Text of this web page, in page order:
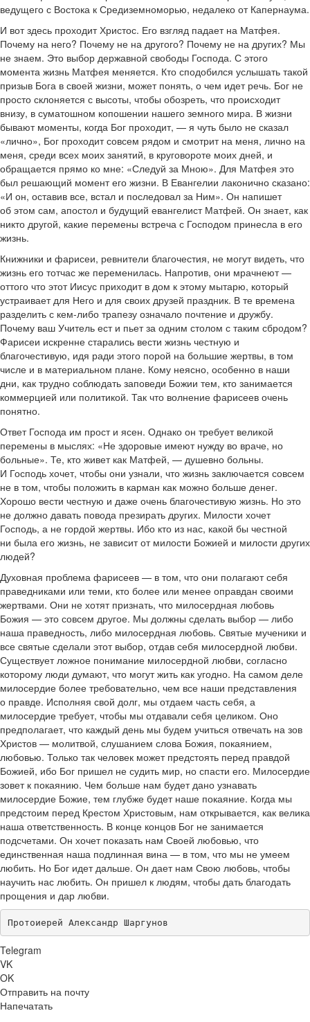
ведущего с Востока к Средиземноморью, недалеко от Капернаума.
И вот здесь проходит Христос. Его взгляд падает на Матфея.
Почему на него? Почему не на другого? Почему не на других? Мы
не знаем. Это выбор державной свободы Господа. С этого
момента жизнь Матфея меняется. Кто сподобился услышать такой
призыв Бога в своей жизни, может понять, о чем идет речь. Бог не
просто склоняется с высоты, чтобы обозреть, что происходит
внизу, в суматошном копошении нашего земного мира. В жизни
бывают моменты, когда Бог проходит, — я чуть было не сказал
«лично», Бог проходит совсем рядом и смотрит на меня, лично на
меня, среди всех моих занятий, в круговороте моих дней, и
обращается прямо ко мне: «Следуй за Мною». Для Матфея это
был решающий момент его жизни. В Евангелии лаконично сказано:
«И он, оставив все, встал и последовал за Ним». Он напишет
об этом сам, апостол и будущий евангелист Матфей. Он знает, как
никто другой, какие перемены встреча с Господом принесла в его
жизнь.
Книжники и фарисеи, ревнители благочестия, не могут видеть, что
жизнь его тотчас же переменилась. Напротив, они мрачнеют —
оттого что этот Иисус приходит в дом к этому мытарю, который
устраивает для Него и для своих друзей праздник. В те времена
разделить с кем-либо трапезу означало почтение и дружбу.
Почему ваш Учитель ест и пьет за одним столом с таким сбродом?
Фарисеи искренне старались вести жизнь честную и
благочестивую, идя ради этого порой на большие жертвы, в том
числе и в материальном плане. Кому неясно, особенно в наши
дни, как трудно соблюдать заповеди Божии тем, кто занимается
коммерцией или политикой. Так что волнение фарисеев очень
понятно.
Ответ Господа им прост и ясен. Однако он требует великой
перемены в мыслях: «Не здоровые имеют нужду во враче, но
больные». Те, кто живет как Матфей, — душевно больны.
И Господь хочет, чтобы они узнали, что жизнь заключается совсем
не в том, чтобы положить в карман как можно больше денег.
Хорошо вести честную и даже очень благочестивую жизнь. Но это
не должно давать повода презирать других. Милости хочет
Господь, а не гордой жертвы. Ибо кто из нас, какой бы честной
ни была его жизнь, не зависит от милости Божией и милости других
людей?
Духовная проблема фарисеев — в том, что они полагают себя
праведниками или теми, кто более или менее оправдан своими
жертвами. Они не хотят признать, что милосердная любовь
Божия — это совсем другое. Мы должны сделать выбор — либо
наша праведность, либо милосердная любовь. Святые мученики и
все святые сделали этот выбор, отдав себя милосердной любви.
Существует ложное понимание милосердной любви, согласно
которому люди думают, что могут жить как угодно. На самом деле
милосердие более требовательно, чем все наши представления
о правде. Исполняя свой долг, мы отдаем часть себя, а
милосердие требует, чтобы мы отдавали себя целиком. Оно
предполагает, что каждый день мы будем учиться отвечать на зов
Христов — молитвой, слушанием слова Божия, покаянием,
любовью. Только так человек может предстоять перед правдой
Божией, ибо Бог пришел не судить мир, но спасти его. Милосердие
зовет к покаянию. Чем больше нам будет дано узнавать
милосердие Божие, тем глубже будет наше покаяние. Когда мы
предстоим перед Крестом Христовым, нам открывается, как велика
наша ответственность. В конце концов Бог не занимается
подсчетами. Он хочет показать нам Своей любовью, что
единственная наша подлинная вина — в том, что мы не умеем
любить. Но Бог идет дальше. Он дает нам Свою любовь, чтобы
научить нас любить. Он пришел к людям, чтобы дать благодать
прощения и дар любви.
Протоиерей Александр Шаргунов
Telegram
VK
OK
Отправить на почту
Напечатать